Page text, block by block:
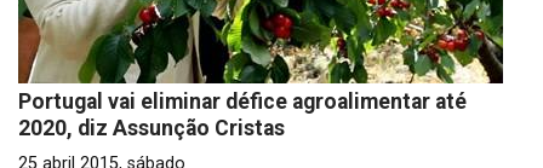
Portugal vai eliminar défice agroalimentar até
2020, diz Assunção Cristas
25 abril 2015, sábado